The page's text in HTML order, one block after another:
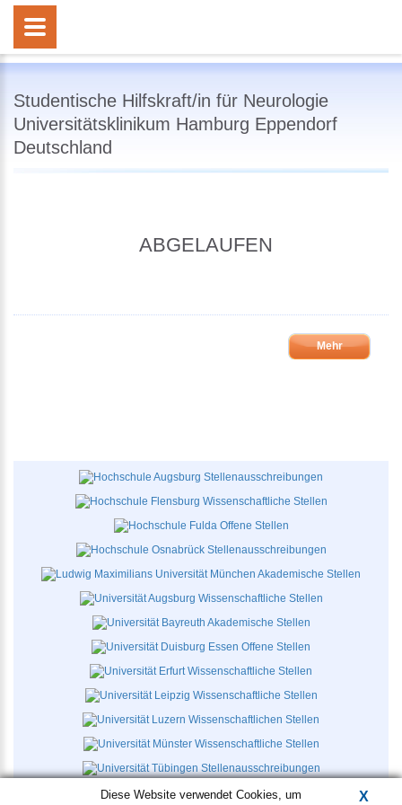
Studentische Hilfskraft/in für Neurologie
Universitätsklinikum Hamburg Eppendorf
Deutschland
ABGELAUFEN
Mehr
Diese Website verwendet Cookies, um
X